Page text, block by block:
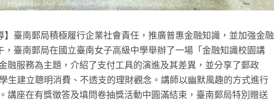
】臺南郵局積極履行企業社會責任，推廣普惠金融知識，並加強金融
臺南郵局在國立臺南女子高級中學舉辦了一場「金融知識校園講
融服務為主題，介紹了支付工具的演進及其差異，並分享了郵政
生建立聰明消費、不透支的理財觀念。講師以幽默風趣的方式進行
講座在有獎徵答及填問卷抽獎活動中圓滿結束，臺南郵局特別贈送